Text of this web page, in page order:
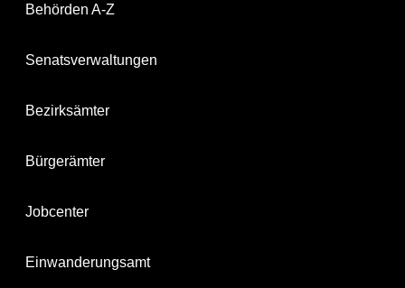
Behörden A-Z
Senatsverwaltungen
Bezirksämter
Bürgerämter
Jobcenter
Einwanderungsamt